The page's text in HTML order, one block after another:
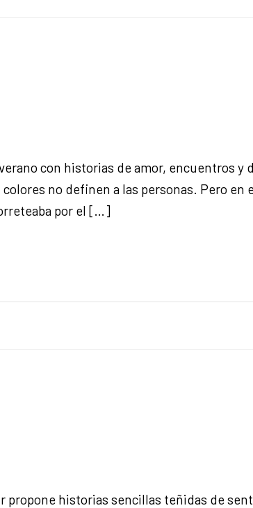
con historias de amor, encuentros y
no definen a las personas. Pero en
por el […]
propone historias sencillas teñidas de